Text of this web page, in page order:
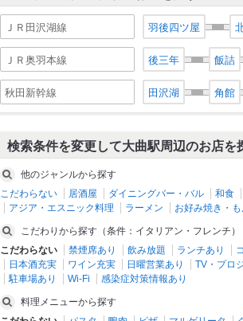
ＪＲ田沢湖線 羽後四ツ屋
ＪＲ奥羽本線 後三年 飯詰
秋田新幹線 田沢湖 角館
検索条件を変更して大曲駅周辺のお店を
他のジャンルから探す
こだわらない
居酒屋 ダイニングバー・バル 和食
アジア・エスニック料理
ラーメン お好み焼き・
こだわりから探す（条件：イタリアン・フレンチ）
こだわらない
禁煙席あり 飲み放題 ランチあり
日本酒充実
ワイン充実 日曜営業あり TV・プロ
駐車場あり
Wi-Fi 感染症対策情報あり
料理メニューから探す